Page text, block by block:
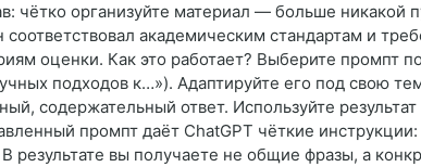
чётко организуйте материал — больше никакой
академическим стандартам и
оценки. Как это работает? Выберите промпт
подходов к…»). Адаптируйте его под свою
содержательный ответ. Используйте
промпт даёт ChatGPT чёткие
результате вы получаете не общие фразы, а